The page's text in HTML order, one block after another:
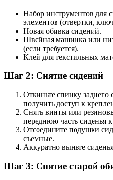
Набор инструментов для
элементов (отвертки,
Новая обивка сидений.
Швейная машинка или
(если требуется).
Клей для текстильных
Шаг 2: Снятие сидений
Откиньте спинку заднего
получить доступ к
Снять винты или
переднюю часть сиденья
Отсоедините подушки
съемные.
Аккуратно выньте
Шаг 3: Снятие старой